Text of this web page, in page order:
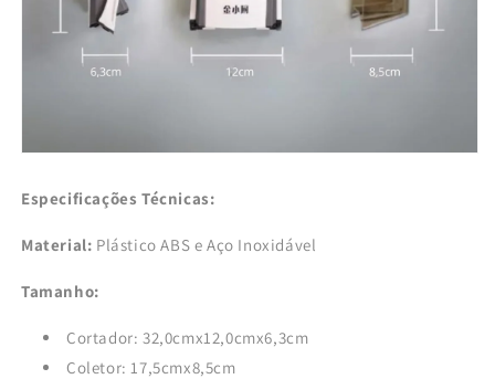
Especificações Técnicas:
Material: Plástico ABS e Aço Inoxidável
Tamanho:
Cortador: 32,0cmx12,0cmx6,3cm
Coletor: 17,5cmx8,5cm